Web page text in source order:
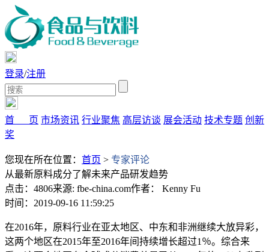
登录/注册
首 页 市场资讯 行业聚焦 高层访谈 展会活动 技术专题 创新
奖
您现在所在位置： 首页 > 专家评论
从最新原料成分了解未来产品研发趋势
点击：4806来源: fbe-china.com作者： Kenny Fu
时间：2019-09-16 11:59:25
在2016年，原料行业在亚太地区、中东和非洲继续大放异彩，
这两个地区在2015年至2016年间持续增长超过1％。综合来